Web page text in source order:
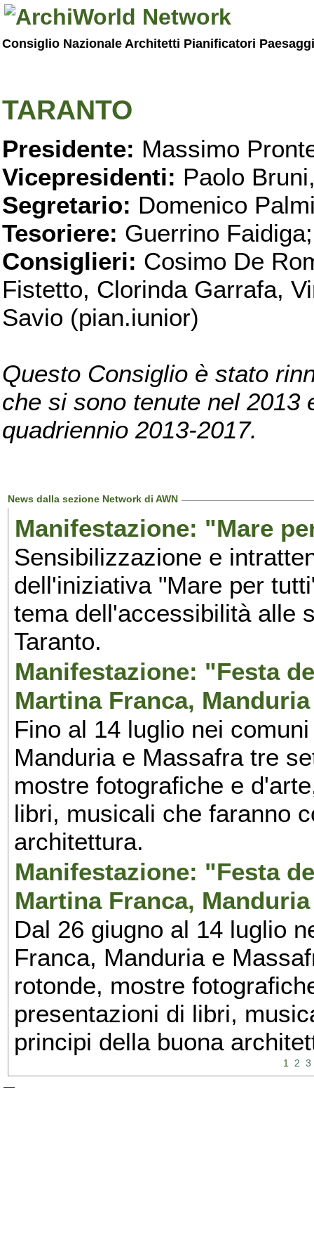
Consiglio Nazionale Architetti Pianificatori
TARANTO
Presidente: Massimo
Vicepresidenti: Paolo
Segretario: Domenico
Tesoriere: Guerrino Faidiga;
Consiglieri: Cosimo De
Fistetto, Clorinda Garrafa,
Savio (pian.iunior)
Questo Consiglio è stato
che si sono tenute nel 2013
quadriennio 2013-2017.
News dalla sezione Network di AWN
Manifestazione: "Mare
Sensibilizzazione e
dell'iniziativa "Mare per
tema dell'accessibilità alle
Taranto.
Manifestazione: "Festa
Martina Franca,
Fino al 14 luglio nei
Manduria e Massafra tre
mostre fotografiche e
libri, musicali che faranno
architettura.
Manifestazione: "Festa
Martina Franca,
Dal 26 giugno al 14 luglio
Franca, Manduria e
rotonde, mostre
presentazioni di libri,
principi della buona
1 2 3